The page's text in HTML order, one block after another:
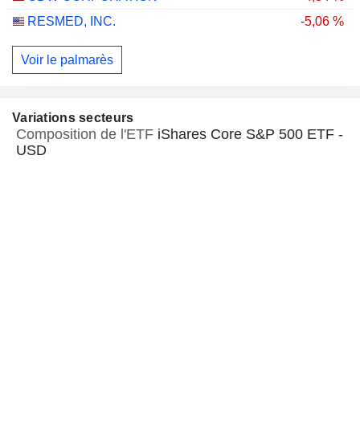
RESMED, INC.
-5,06 %
Voir le palmarès
Variations secteurs
Composition de l'ETF iShares Core S&P 500 ETF -
USD